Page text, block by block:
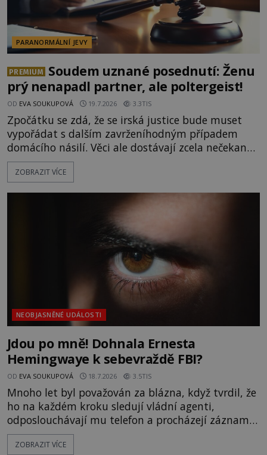
PARANORMÁLNÍ JEVY
PREMIUM
Soudem uznané posednutí: Ženu
prý nenapadl partner, ale poltergeist!
OD EVA SOUKUPOVÁ 19.7.2026 3.3TIS
Zpočátku se zdá, že se irská justice bude muset
vypořádat s dalším zavrženíhodným případem
domácího násilí. Věci ale dostávají zcela nečekaný
spád poté, co obviněný muž předloží poněkud
kontroverzní obhajobu. Modřiny, škrábance a další
nadpřirozená entita, která ženu posedla! K
údajnému napadení, kter
ZOBRAZIT VÍCE
NEOBJASNĚNÉ UDÁLOSTI
Jdou po mně! Dohnala Ernesta
Hemingwaye k sebevraždě FBI?
OD EVA SOUKUPOVÁ 18.7.2026 3.5TIS
Mnoho let byl považován za blázna, když tvrdil, že
ho na každém kroku sledují vládní agenti,
odposlouchávají mu telefon a procházejí záznamy
jeho v bance po zavírací době. To, co vypadalo jako
učebnicový příklad paranoie, se však nakonec
ZOBRAZIT VÍCE